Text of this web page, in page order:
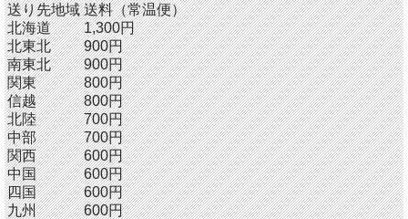
送り先地域 送料（常温便）
北海道
1,300円
北東北
900円
南東北
900円
関東
800円
信越
800円
北陸
700円
中部
700円
関西
600円
中国
600円
四国
600円
九州
600円